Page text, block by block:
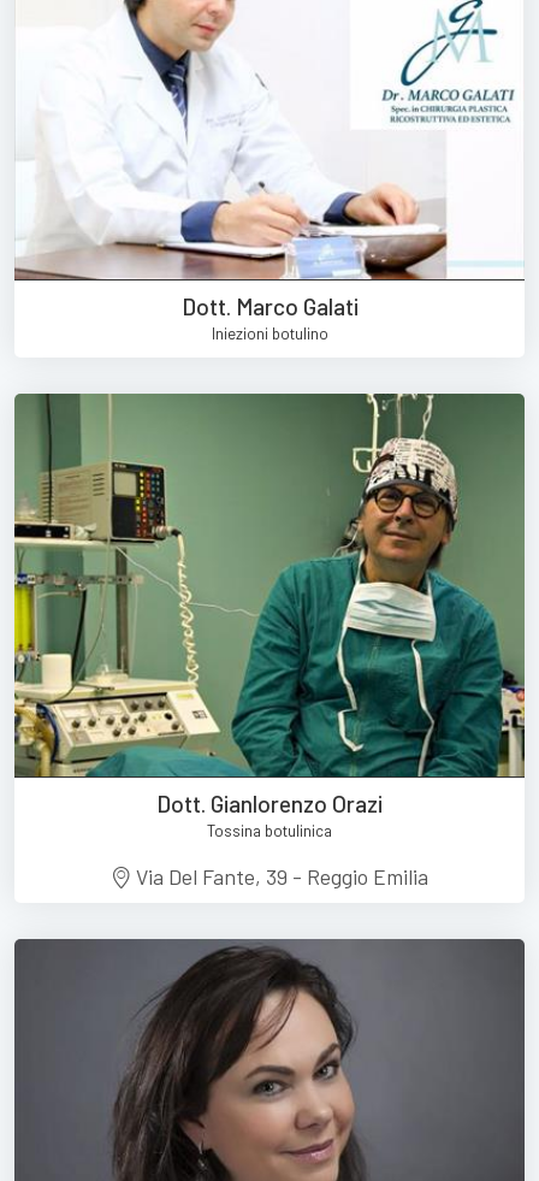
Dott. Marco Galati
Iniezioni botulino
Dott. Gianlorenzo Orazi
Tossina botulinica
Via Del Fante, 39 - Reggio Emilia